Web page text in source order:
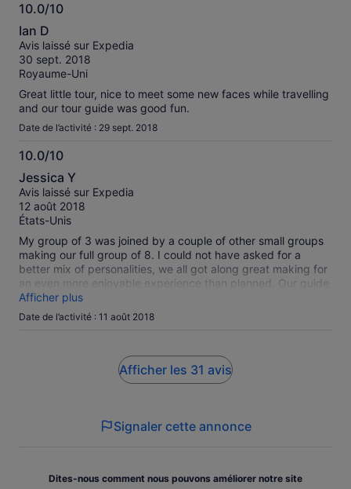
10.0/10
10.0
sur
10
Ian D
Avis laissé sur Expedia
30 sept. 2018
Royaume-Uni
Great little tour, nice to meet some new faces while travelling
and our tour guide was good fun.
Date de l’activité : 29 sept. 2018
10.0/10
10.0
sur
10
Jessica Y
Avis laissé sur Expedia
12 août 2018
États-Unis
My group of 3 was joined by a couple of other small groups
making our full group of 8. I could not have asked for a
better mix of personalities, we all got along great making for
an even more enjoyable experience than planned. Our guide
Kirin was great! He held conversation with all of us, explained
many things to us and showed us a lot of things we would
Afficher plus
Date de l’activité : 11 août 2018
Afficher les 31 avis
Signaler cette annonce
Dites-nous comment nous pouvons améliorer notre site